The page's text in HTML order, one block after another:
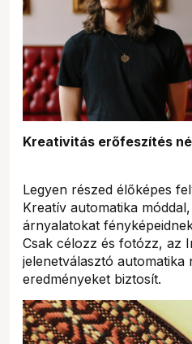
Kreativitás erőfeszítés
Legyen részed élőképes
Kreatív automatika
árnyalatokat
Csak célozz és fotózz, az
jelenetválasztó automatika
eredményeket biztosít.